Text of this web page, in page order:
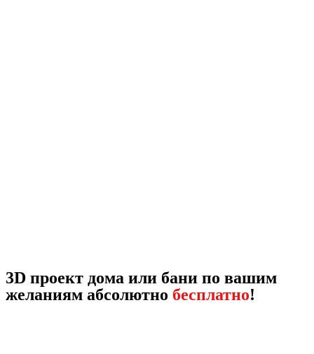
3D проект дома или бани по вашим
желаниям абсолютно бесплатно!